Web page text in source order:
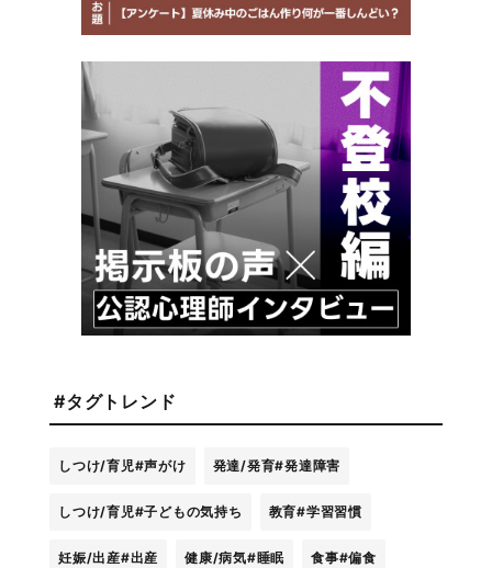
#タグトレンド
しつけ/育児#声がけ 発達/発育#発達障害
しつけ/育児#子どもの気持ち 教育#学習習慣
妊娠/出産#出産 健康/病気#睡眠 食事#偏食